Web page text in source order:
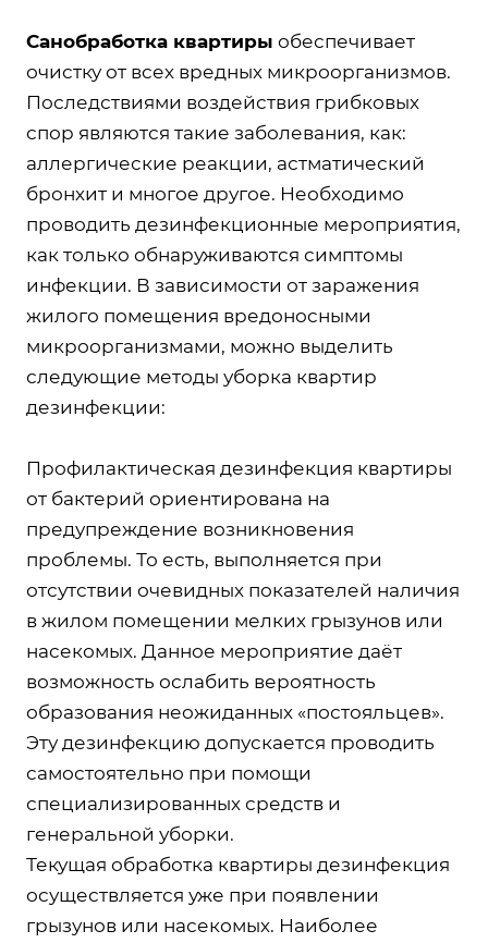
Санобработка квартиры обеспечивает
очистку от всех вредных микроорганизмов.
Последствиями воздействия грибковых
спор являются такие заболевания, как:
аллергические реакции, астматический
бронхит и многое другое. Необходимо
проводить дезинфекционные мероприятия,
как только обнаруживаются симптомы
инфекции. В зависимости от заражения
жилого помещения вредоносными
микроорганизмами, можно выделить
следующие методы уборка квартир
дезинфекции:
Профилактическая дезинфекция квартиры
от бактерий ориентирована на
предупреждение возникновения
проблемы. То есть, выполняется при
отсутствии очевидных показателей наличия
в жилом помещении мелких грызунов или
насекомых. Данное мероприятие даёт
возможность ослабить вероятность
образования неожиданных «постояльцев».
Эту дезинфекцию допускается проводить
самостоятельно при помощи
специализированных средств и
генеральной уборки.
Текущая обработка квартиры дезинфекция
осуществляется уже при появлении
грызунов или насекомых. Наиболее